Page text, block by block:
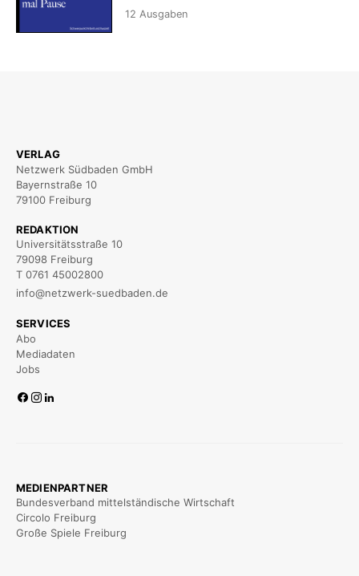
12 Ausgaben
VERLAG
Netzwerk Südbaden GmbH
Bayernstraße 10
79100 Freiburg
REDAKTION
Universitätsstraße 10
79098 Freiburg
T 0761 45002800
info@netzwerk-suedbaden.de
SERVICES
Abo
Mediadaten
Jobs
MEDIENPARTNER
Bundesverband mittelständische Wirtschaft
Circolo Freiburg
Große Spiele Freiburg